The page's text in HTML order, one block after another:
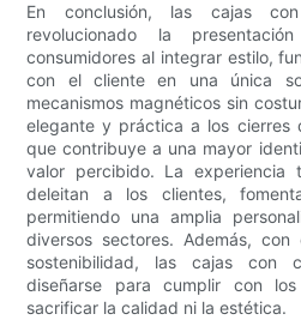
En conclusión, las cajas
revolucionado la
consumidores al integrar estilo,
con el cliente en una única
mecanismos magnéticos sin
elegante y práctica a los cierres
que contribuye a una mayor
valor percibido. La
deleitan a los clientes,
permitiendo una amplia
diversos sectores. Además,
sostenibilidad, las cajas con
diseñarse para cumplir con
sacrificar la calidad ni la estética.